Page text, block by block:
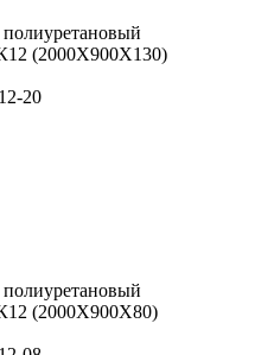
(2000Х900Х130)
20
(2000Х900Х80)